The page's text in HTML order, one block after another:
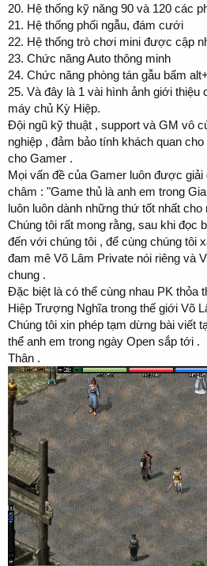
20. Hệ thống kỹ năng 90 và 120 các
21. Hệ thống phối ngẫu, đám cưới
22. Hệ thống trò chơi mini được cập
23. Chức năng Auto thông minh
24. Chức năng phòng tán gẫu bấm
25. Và đây là 1 vài hình ảnh giới thiệu
máy chủ Kỳ Hiệp.
Đội ngũ kỹ thuật , support và GM vô
nghiệp , đảm bảo tính khách quan
cho Gamer .
Mọi vấn đề của Gamer luôn được
châm : "Game thủ là anh em trong
luôn luôn dành những thứ tốt nhất cho
Chúng tôi rất mong rằng, sau khi đọc
đến với chúng tôi , để cùng chúng tôi
đam mê Võ Lâm Private nói riêng và
chung .
Đặc biệt là có thể cùng nhau PK thỏa
Hiệp Trượng Nghĩa trong thế giới Võ
Chúng tôi xin phép tạm dừng bài viết
thể anh em trong ngày Open sắp tới .
Thân .